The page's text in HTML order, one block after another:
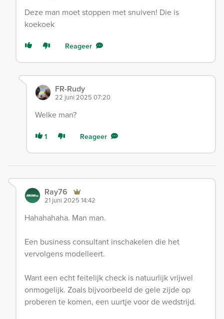
Deze man moet stoppen met snuiven! Die is
koekoek
Reageer
FR-Rudy
22 juni 2025 07:20
Welke man?
1 Reageer
Ray76
21 juni 2025 14:42
Hahahahaha. Man man.
Een business consultant inschakelen die het
vervolgens modelleert.
Want een echt feitelijk check is natuurlijk vrijwel
onmogelijk. Zoals bijvoorbeeld de gele zijde op
proberen te komen, een uurtje voor de wedstrijd.